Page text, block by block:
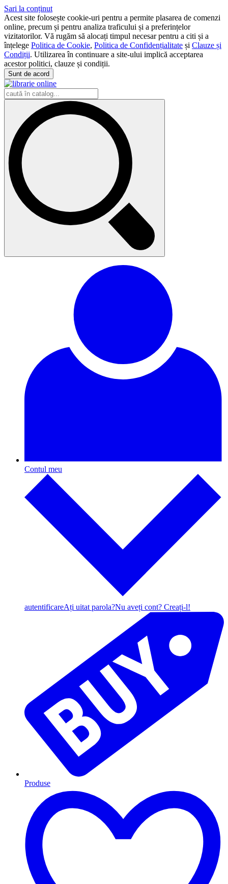
Sari la conținut
Acest site folosește cookie-uri pentru a permite plasarea de comenzi
online, precum și pentru analiza traficului și a preferințelor
vizitatorilor. Vă rugăm să alocați timpul necesar pentru a citi și a
înțelege Politica de Cookie, Politica de Confidențialitate și Clauze și
Condiții. Utilizarea în continuare a site-ului implică acceptarea
acestor politici, clauze și condiții.
Sunt de acord
Contul meu
autentificareAți uitat parola?Nu aveți cont? Creați-l!
Produse